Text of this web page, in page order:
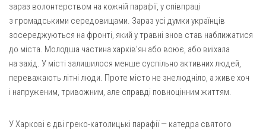
зараз волонтерством на кожній парафії, у співпраці
з громадськими середовищами. Зараз усі думки українців
зосереджуються на фронті, який у травні знов став наближатися
до міста. Молодша частина харків’ян або воює, або виїхала
на захід. У місті залишилося менше суспільно активних людей,
переважають літні люди. Проте місто не знелюдніло, а живе хоч
і напруженим, тривожним, але справді повноцінним життям.
У Харкові є дві греко-католицькі парафії — катедра святого